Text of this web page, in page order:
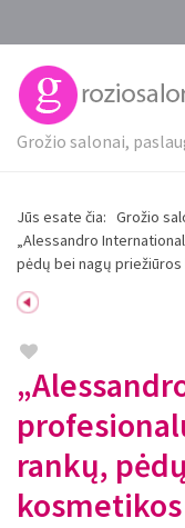
Grožio salonai,
Jūs esate čia: Grožio
„Alessandro
pėdų bei nagų
rankų,